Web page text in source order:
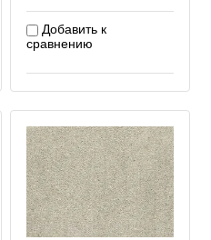
Добавить к
сравнению